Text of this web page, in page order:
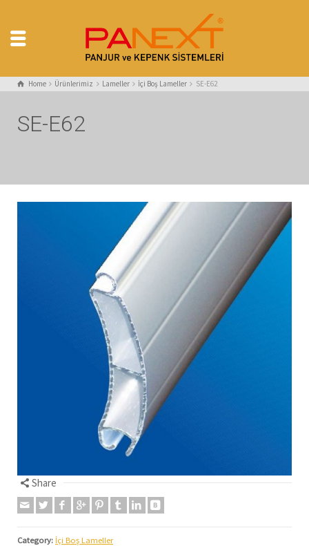
Home Ürünlerimiz Lameller İçi Boş Lameller SE-E62
SE-E62
Share
Category: İçi Boş Lameller